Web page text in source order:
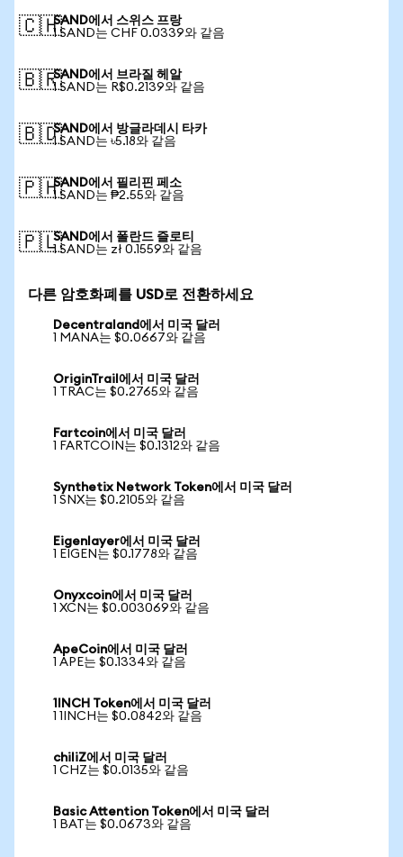
🇨🇭SAND에서 스위스 프랑
1 SAND는 CHF 0.0339와 같음
🇧🇷SAND에서 브라질 헤알
1 SAND는 R$0.2139와 같음
🇧🇩SAND에서 방글라데시 타카
1 SAND는 ৳5.18와 같음
🇵🇭SAND에서 필리핀 페소
1 SAND는 ₱2.55와 같음
🇵🇱SAND에서 폴란드 즐로티
1 SAND는 zł 0.1559와 같음
다른 암호화폐를 USD로 전환하세요
Decentraland에서 미국 달러
1 MANA는 $0.0667와 같음
OriginTrail에서 미국 달러
1 TRAC는 $0.2765와 같음
Fartcoin에서 미국 달러
1 FARTCOIN는 $0.1312와 같음
Synthetix Network Token에서 미국 달러
1 SNX는 $0.2105와 같음
Eigenlayer에서 미국 달러
1 EIGEN는 $0.1778와 같음
Onyxcoin에서 미국 달러
1 XCN는 $0.003069와 같음
ApeCoin에서 미국 달러
1 APE는 $0.1334와 같음
1INCH Token에서 미국 달러
1 1INCH는 $0.0842와 같음
chiliZ에서 미국 달러
1 CHZ는 $0.0135와 같음
Basic Attention Token에서 미국 달러
1 BAT는 $0.0673와 같음